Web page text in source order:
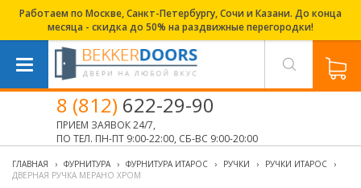
Работаем по Москве, Санкт-Петербургу, Сочи и Казани. До конца
месяца - скидка до 50% на раздвижные перегородки!
8 (812) 622-29-90
ПРИЕМ ЗАЯВОК 24/7,
ПО ТЕЛ. ПН-ПТ 9:00-22:00, СБ-ВС 9:00-20:00
ГЛАВНАЯ › ФУРНИТУРА › ФУРНИТУРА ИТАРОС › РУЧКИ › РУЧКИ ИТАРОС
›
ДВЕРНАЯ РУЧКА МЕРАНО ХРОМ